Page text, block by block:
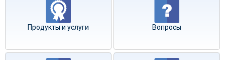
Продукты и услуги Вопросы